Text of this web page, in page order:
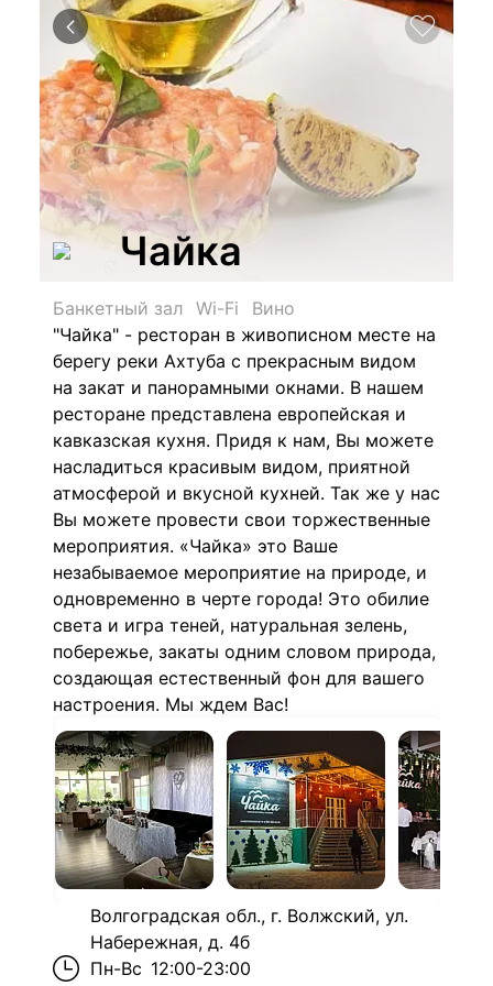
Чайка
Банкетный зал Wi-Fi
Вино
"Чайка" - ресторан в живописном месте на
берегу реки Ахтуба с прекрасным видом
на закат и панорамными окнами. В нашем
ресторане представлена европейская и
кавказская кухня. Придя к нам, Вы можете
насладиться красивым видом, приятной
атмосферой и вкусной кухней. Так же у нас
Вы можете провести свои торжественные
мероприятия. «Чайка» это Ваше
незабываемое мероприятие на природе, и
одновременно в черте города! Это обилие
света и игра теней, натуральная зелень,
побережье, закаты одним словом природа,
создающая естественный фон для вашего
настроения. Мы ждем Вас!
Волгоградская обл., г. Волжский, ул.
Набережная, д. 4б
Пн-Вс 12:00-23:00